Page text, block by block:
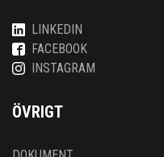
LINKEDIN
FACEBOOK
INSTAGRAM
ÖVRIGT